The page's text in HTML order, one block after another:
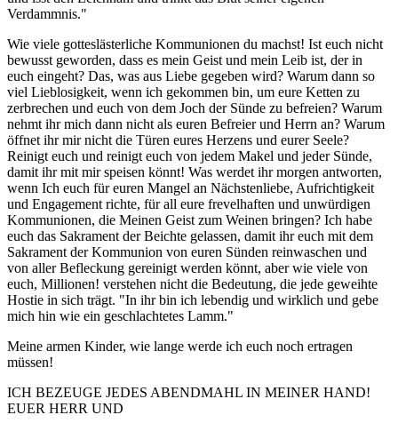
Verdammnis."
Wie viele gotteslästerliche Kommunionen du machst! Ist euch nicht
bewusst geworden, dass es mein Geist und mein Leib ist, der in
euch eingeht? Das, was aus Liebe gegeben wird? Warum dann so
viel Lieblosigkeit, wenn ich gekommen bin, um eure Ketten zu
zerbrechen und euch von dem Joch der Sünde zu befreien? Warum
nehmt ihr mich dann nicht als euren Befreier und Herrn an? Warum
öffnet ihr mir nicht die Türen eures Herzens und eurer Seele?
Reinigt euch und reinigt euch von jedem Makel und jeder Sünde,
damit ihr mit mir speisen könnt! Was werdet ihr morgen antworten,
wenn Ich euch für euren Mangel an Nächstenliebe, Aufrichtigkeit
und Engagement richte, für all eure frevelhaften und unwürdigen
Kommunionen, die Meinen Geist zum Weinen bringen? Ich habe
euch das Sakrament der Beichte gelassen, damit ihr euch mit dem
Sakrament der Kommunion von euren Sünden reinwaschen und
von aller Befleckung gereinigt werden könnt, aber wie viele von
euch, Millionen! verstehen nicht die Bedeutung, die jede geweihte
Hostie in sich trägt. "In ihr bin ich lebendig und wirklich und gebe
mich hin wie ein geschlachtetes Lamm."
Meine armen Kinder, wie lange werde ich euch noch ertragen
müssen!
ICH BEZEUGE JEDES ABENDMAHL IN MEINER HAND!
EUER HERR UND